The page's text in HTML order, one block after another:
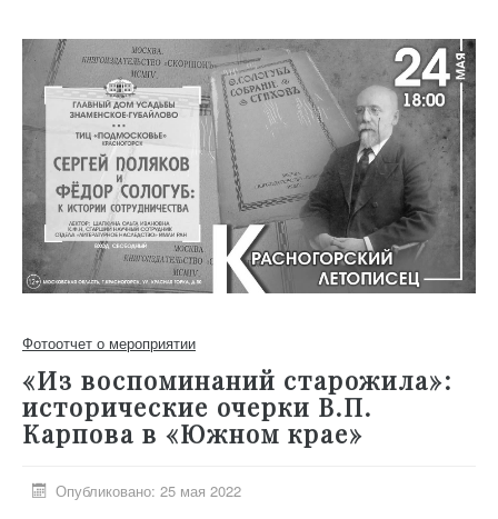
Фотоотчет о мероприятии
«Из воспоминаний старожила»:
исторические очерки В.П.
Карпова в «Южном крае»
Опубликовано: 25 мая 2022